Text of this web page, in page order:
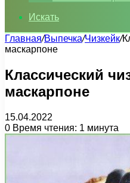
Искать
Главная/Выпечка/Чизкейк/
маскарпоне
Классический
маскарпоне
15.04.2022
0 Время чтения: 1 минута